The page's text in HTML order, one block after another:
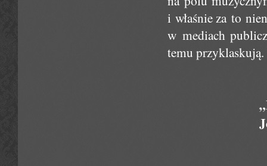
i właśnie za to
w mediach
temu przyklaskują.